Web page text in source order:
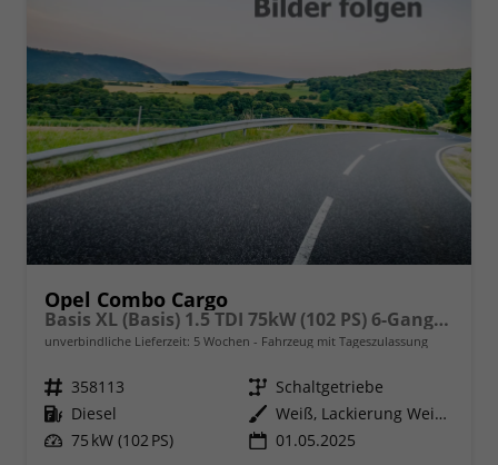
Opel Combo Cargo
Basis XL (Basis) 1.5 TDI 75kW (102 PS) 6-Gang-Schaltgetriebe
unverbindliche Lieferzeit: 5 Wochen Fahrzeug mit Tageszulassung
Fahrzeugnr. 358113 Getriebe Schaltgetriebe
Kraftstoff Diesel Außenfarbe
Weiß, Lackierung Weiss Ic
Leistung 75 kW (102 PS) 01.05.2025